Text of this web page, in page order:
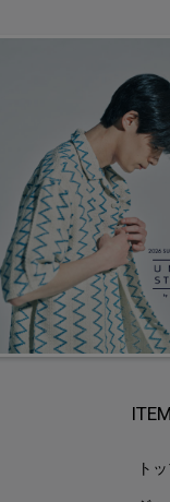
ITEM
ト